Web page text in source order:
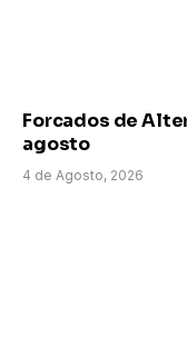
Forcados de
agosto
4 de Agosto, 2026